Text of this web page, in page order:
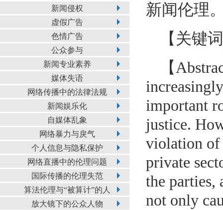
新闻侵权
虚假广告
色情广告
公众参与
新闻专业素养
媒体失语
网络传播中的法律法规
新闻娱乐化
自媒体乱象
网络暴力与戾气
个人信息与隐私保护
网络直播中的伦理问题
国际传播的伦理失范
算法伦理与“被算计”的人
放大镜下的公众人物
新闻伦理
【 关键词
【
important
justice.
violation of
private
the parties,
not only